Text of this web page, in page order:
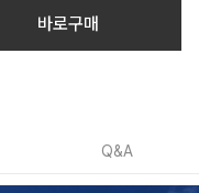
바로구매
Q&A